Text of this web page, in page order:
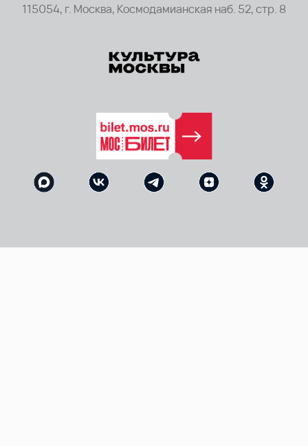
115054, г. Москва, Космодамианская наб. 52, стр. 8